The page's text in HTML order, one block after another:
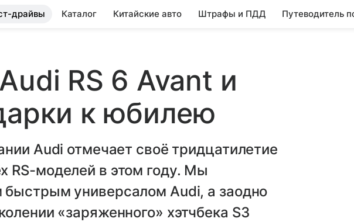
драйвы Каталог Китайские авто Штрафы и ПДД Путеводитель
RS 6 Avant и
к юбилею
Audi отмечает своё тридцатилетие
RS-моделей в этом году. Мы
универсалом Audi, а заодно
«заряженного» хэтчбека S3